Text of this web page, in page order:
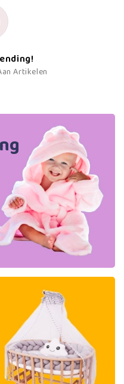
Artikelen